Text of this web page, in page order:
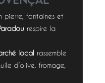
pierre, fontaines et
respire la
local rassemble
d’olive, fromage,